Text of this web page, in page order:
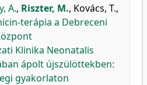
A., Riszter, M., Kovács, T.,
terápia a Debreceni
Klinika Neonatalis
ápolt újszülöttekben:
gyakorlaton